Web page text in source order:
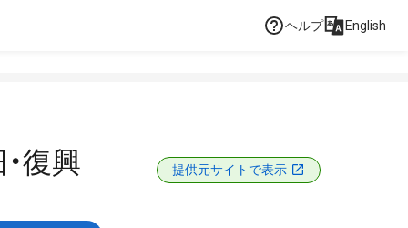
ヘルプ English
復興 提供元サイトで表示